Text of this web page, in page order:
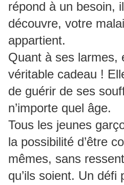
répond à un besoin,
découvre, votre
appartient.
Quant à ses larmes,
véritable cadeau !
de guérir de ses
n’importe quel âge.
Tous les jeunes
la possibilité d’être
mêmes, sans
qu’ils soient. Un défi